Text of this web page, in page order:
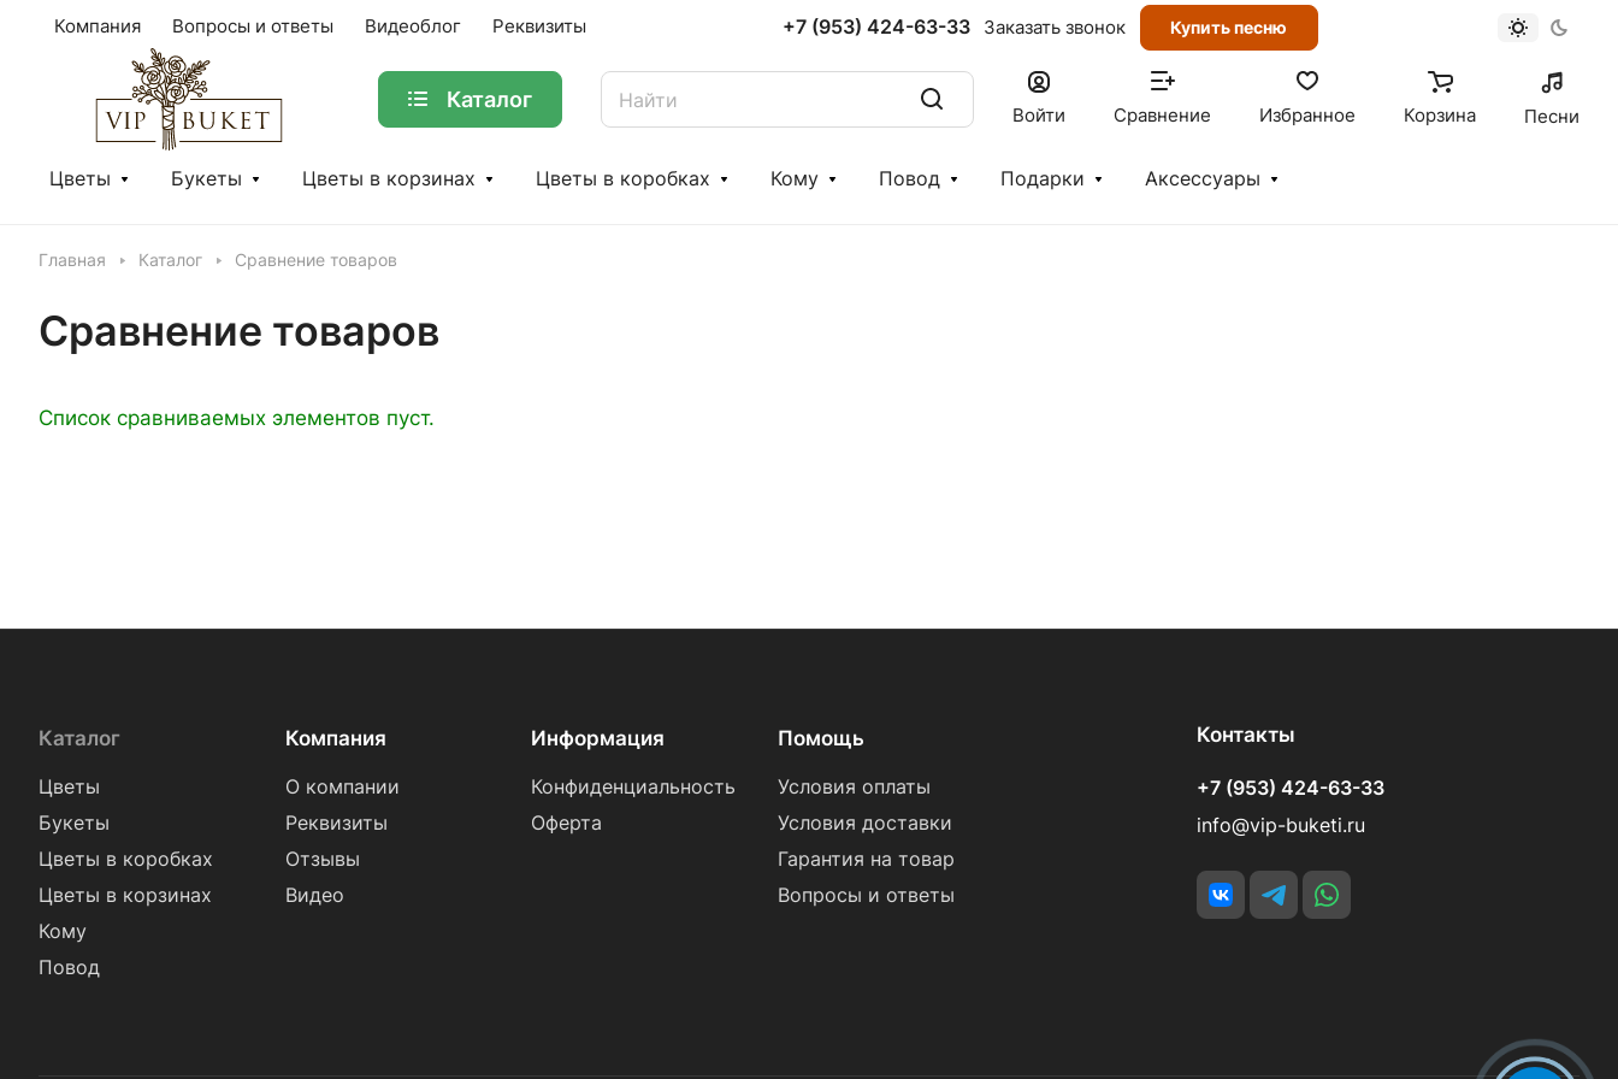
Компания Вопросы и ответы Видеоблог Реквизиты +7 (953) 424-63-33 Заказать звонок Купить песню
Каталог
Войти Сравнение Избранное Корзина Песни
Цветы Букеты Цветы в корзинах Цветы в коробках Кому Повод Подарки Аксессуары
Главная Каталог Сравнение товаров
Сравнение товаров
Список сравниваемых элементов пуст.
Каталог
Цветы
Букеты
Цветы в коробках
Цветы в корзинах
Кому
Повод
Компания
О компании
Реквизиты
Отзывы
Видео
Информация
Конфиденциальность
Оферта
Помощь
Условия оплаты
Условия доставки
Гарантия на товар
Вопросы и ответы
Контакты
+7 (953) 424-63-33
info@vip-buketi.ru